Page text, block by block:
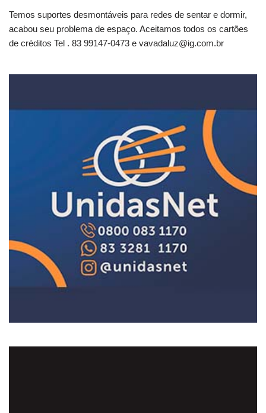
Temos suportes desmontáveis para redes de sentar e dormir,
acabou seu problema de espaço. Aceitamos todos os cartões
de créditos Tel . 83 99147-0473 e vavadaluz@ig.com.br